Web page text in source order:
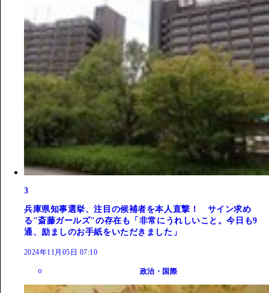
3
兵庫県知事選挙、注目の候補者を本人直撃！ サイン求め
る"斎藤ガールズ"の存在も「非常にうれしいこと。今日も9
通、励ましのお手紙をいただきました」
2024年11月05日 07:10
政治・国際